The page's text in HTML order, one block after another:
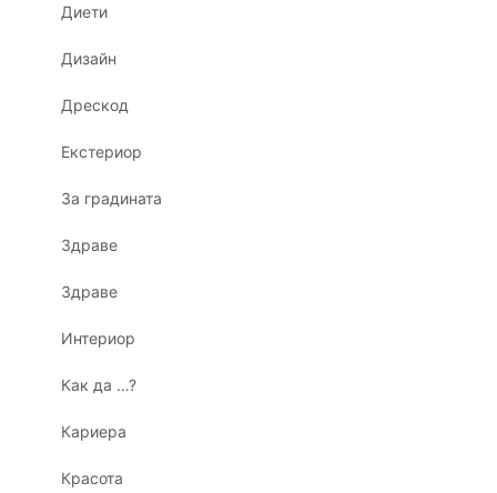
Диети
Дизайн
Дрескод
Екстериор
За градината
Здраве
Здраве
Интериор
Как да …?
Кариера
Красота